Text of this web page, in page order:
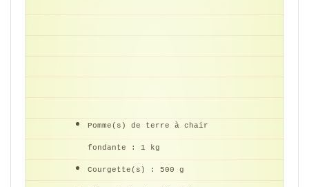
Pomme(s) de terre à chair
fondante : 1 kg
Courgette(s) : 500 g